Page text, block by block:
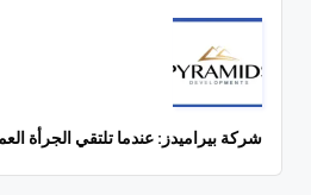
شركة بيراميدز: عندما تلتقي الجرأة